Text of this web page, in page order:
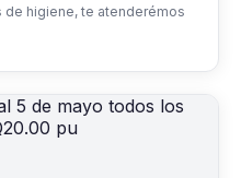
de higiene, te atenderémos